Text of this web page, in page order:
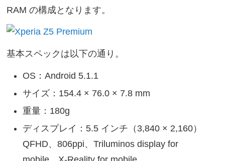
RAM の構成となります。
基本スペックは以下の通り。
OS：Android 5.1.1
サイズ：154.4 × 76.0 × 7.8 mm
重量：180g
ディスプレイ：5.5 インチ（3,840 × 2,160）
QFHD、806ppi、Triluminos display for